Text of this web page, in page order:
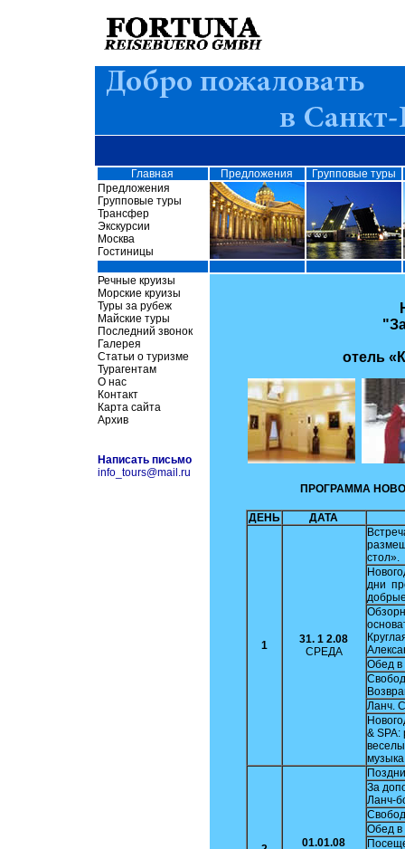
Главная Предложения
Групповые туры
Предложения
Групповые туры
Трансфер
Экскурсии
Москва
Гостиницы
Речные круизы
Морские круизы
Туры за рубеж
Майские туры
Последний звонок
Галерея
Статьи о туризме
Турагентам
О нас
Контакт
Карта сайта
Архив
Написать письмо
info_tours@mail.ru
отель
ПРОГРАММА
ДЕНЬ ДАТА
1 31. 1 2.08
СРЕДА
стол».
дни
Обед в
Ланч.
& SPA:
01.01.08
За
Ланч-
Обед в